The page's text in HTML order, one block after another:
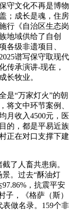
守文化不再是博物
；成长是魂，住房
行《自治区生态岗
地域供给了自创
级非遗项目、
谱写保守取现代
承演讲-现在，
长牧业。
“万家灯火”的朝
将文中环节案例、
月收入4500元，医
的，都是平易近族
正在对口支撑下建
了人畜共患病。
。过去“酥油灯
，抗震平安
子，《格萨（斯）
做名录。159个非